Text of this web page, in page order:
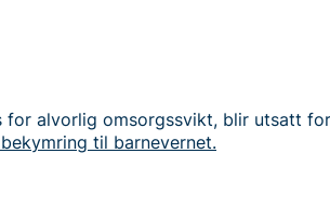
alvorlig omsorgssvikt, blir utsatt
til barnevernet.